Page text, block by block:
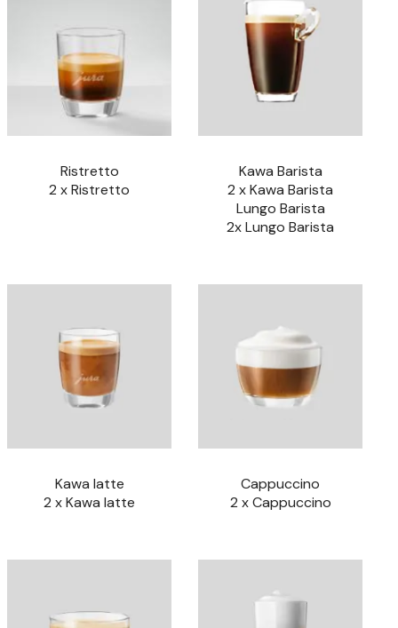
Ristretto
2 x Ristretto
Kawa Barista
2 x Kawa Barista
Lungo Barista
2x Lungo Barista
Kawa latte
2 x Kawa latte
Cappuccino
2 x Cappuccino